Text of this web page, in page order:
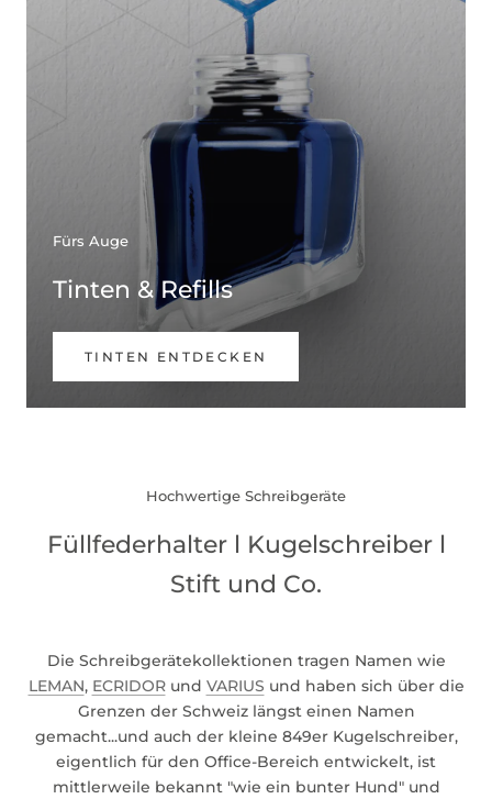
Fürs Auge
Tinten & Refills
TINTEN ENTDECKEN
Hochwertige Schreibgeräte
Füllfederhalter l Kugelschreiber l
Stift und Co.
Die Schreibgerätekollektionen tragen Namen wie
LEMAN, ECRIDORund VARIUS und haben sich über die
Grenzen der Schweiz längst einen Namen
gemacht...und auch der kleine 849er Kugelschreiber,
eigentlich für den Office-Bereich entwickelt, ist
mittlerweile bekannt "wie ein bunter Hund" und